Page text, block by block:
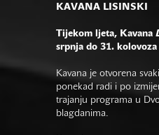
KAVANA LISINSKI
Tijekom ljeta, Kavana
srpnja do 31. kolovoza
Kavana je otvorena
ponekad radi i po
trajanju programa u
blagdanima.